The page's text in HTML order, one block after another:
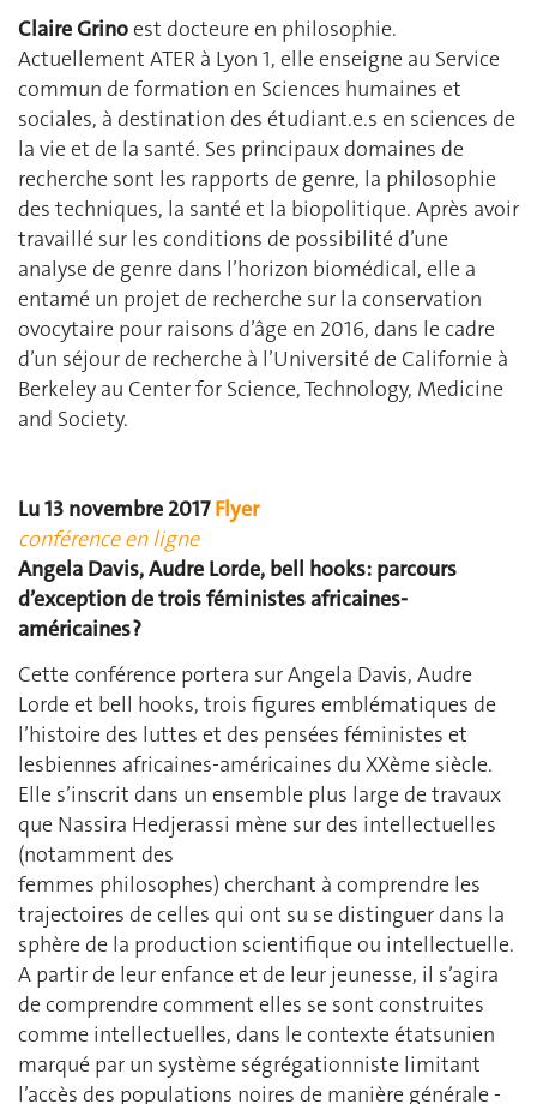
Claire Grinoest docteure en philosophie.
Actuellement ATER à Lyon 1, elle enseigne au Service
commun de formation en Sciences humaines et
sociales, à destination des étudiant.e.s en sciences de
la vie et de la santé. Ses principaux domaines de
recherche sont les rapports de genre, la philosophie
des techniques, la santé et la biopolitique. Après avoir
travaillé sur les conditions de possibilité d’une
analyse de genre dans l’horizon biomédical, elle a
entamé un projet de recherche sur la conservation
ovocytaire pour raisons d’âge en 2016, dans le cadre
d’un séjour de recherche à l’Université de Californie à
Berkeley au Center for Science, Technology, Medicine
and Society.
Lu 13 novembre 2017Flyer
conférence en ligne
Angela Davis, Audre Lorde, bell hooks: parcours
d’exception de trois féministes africaines-
américaines ?
Cette conférence portera sur Angela Davis, Audre
Lorde et bell hooks, trois figures emblématiques de
l’histoire des luttes et des pensées féministes et
lesbiennes africaines-américaines du XXème siècle.
Elle s’inscrit dans un ensemble plus large de travaux
que Nassira Hedjerassi mène sur des intellectuelles
(notamment des
femmes philosophes) cherchant à comprendre les
trajectoires de celles qui ont su se distinguer dans la
sphère de la production scientifique ou intellectuelle.
A partir de leur enfance et de leur jeunesse, il s’agira
de comprendre comment elles se sont construites
comme intellectuelles, dans le contexte étatsunien
marqué par un système ségrégationniste limitant
l’accès des populations noires de manière générale -